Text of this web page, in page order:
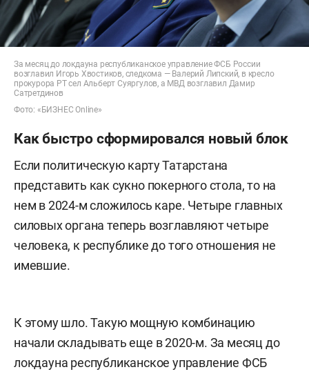
За месяц до локдауна республиканское управление ФСБ России
возглавил Игорь Хвостиков, следкома — Валерий Липский, в кресло
прокурора РТ сел Альберт Суяргулов, а МВД возглавил Дамир
Сатретдинов
Фото: «БИЗНЕС Online»
Как быстро сформировался новый блок
Если политическую карту Татарстана
представить как сукно покерного стола, то на
нем в 2024-м сложилось каре. Четыре главных
силовых органа теперь возглавляют четыре
человека, к республике до того отношения не
имевшие.
К этому шло. Такую мощную комбинацию
начали складывать еще в 2020-м. За месяц до
локдауна республиканское управление ФСБ